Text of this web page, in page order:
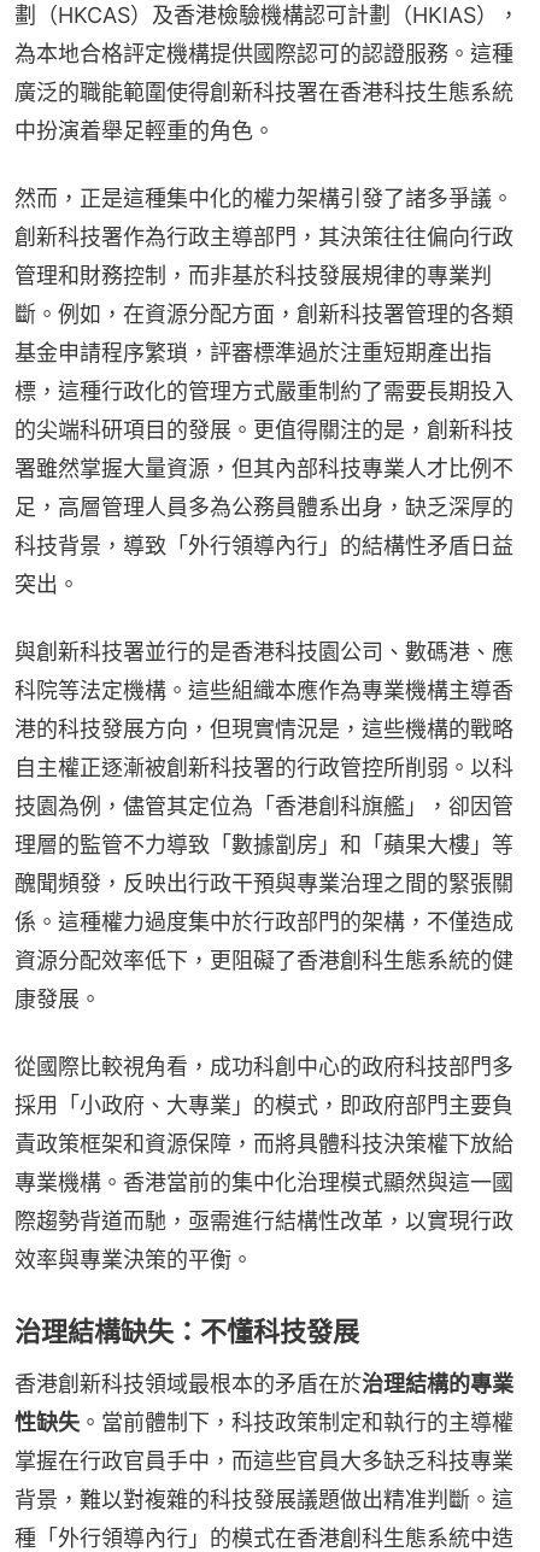
劃（HKCAS）及香港檢驗機構認可計劃（HKIAS），
為本地合格評定機構提供國際認可的認證服務。這種
廣泛的職能範圍使得創新科技署在香港科技生態系統
中扮演着舉足輕重的角色。
然而，正是這種集中化的權力架構引發了諸多爭議。
創新科技署作為行政主導部門，其決策往往偏向行政
管理和財務控制，而非基於科技發展規律的專業判
斷。例如，在資源分配方面，創新科技署管理的各類
基金申請程序繁瑣，評審標準過於注重短期產出指
標，這種行政化的管理方式嚴重制約了需要長期投入
的尖端科研項目的發展。更值得關注的是，創新科技
署雖然掌握大量資源，但其內部科技專業人才比例不
足，高層管理人員多為公務員體系出身，缺乏深厚的
科技背景，導致「外行領導內行」的結構性矛盾日益
突出。
與創新科技署並行的是香港科技園公司、數碼港、應
科院等法定機構。這些組織本應作為專業機構主導香
港的科技發展方向，但現實情況是，這些機構的戰略
自主權正逐漸被創新科技署的行政管控所削弱。以科
技園為例，儘管其定位為「香港創科旗艦」，卻因管
理層的監管不力導致「數據劏房」和「蘋果大樓」等
醜聞頻發，反映出行政干預與專業治理之間的緊張關
係。這種權力過度集中於行政部門的架構，不僅造成
資源分配效率低下，更阻礙了香港創科生態系統的健
康發展。
從國際比較視角看，成功科創中心的政府科技部門多
採用「小政府、大專業」的模式，即政府部門主要負
責政策框架和資源保障，而將具體科技決策權下放給
專業機構。香港當前的集中化治理模式顯然與這一國
際趨勢背道而馳，亟需進行結構性改革，以實現行政
效率與專業決策的平衡。
治理結構缺失：不懂科技發展
香港創新科技領域最根本的矛盾在於治理結構的專業
性缺失 。當前體制下，科技政策制定和執行的主導權
掌握在行政官員手中，而這些官員大多缺乏科技專業
背景，難以對複雜的科技發展議題做出精准判斷。這
種「外行領導內行」的模式在香港創科生態系統中造